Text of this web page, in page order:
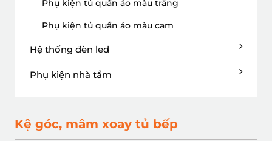
Phụ kiện tủ quần áo màu trắng
Phụ kiện tủ quần áo màu cam
Hệ thống đèn led
Phụ kiện nhà tắm
Kệ góc, mâm xoay tủ bếp